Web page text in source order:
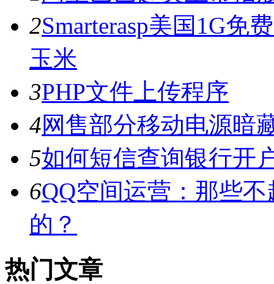
2Smarterasp美国1G免
玉米
3PHP文件上传程序
4网售部分移动电源暗
5如何短信查询银行开
6QQ空间运营：那些
的？
热门文章